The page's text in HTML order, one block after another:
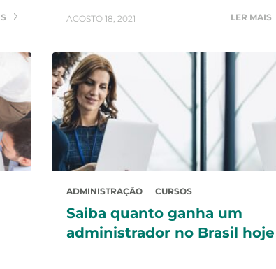
AGOSTO 18, 2021 LER MAIS
ADMINISTRAÇÃO CURSOS
Saiba quanto ganha um
administrador no Brasil hoje